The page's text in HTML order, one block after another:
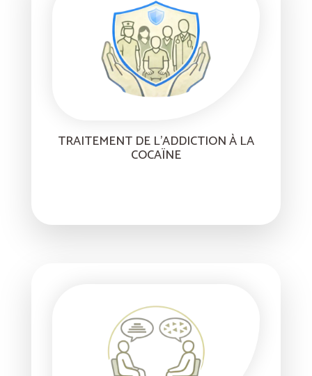
TRAITEMENT DE L’ADDICTION À LA
COCAÏNE